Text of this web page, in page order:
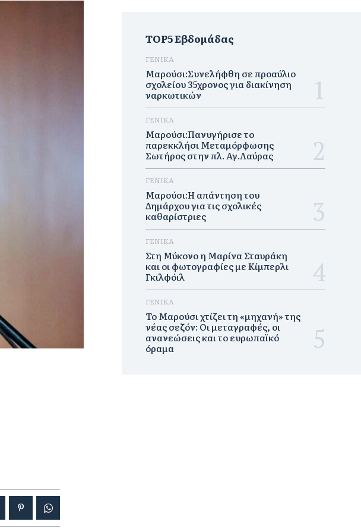
TOP5 Εβδομάδας
ΓΕΝΙΚΑ
Μαρούσι:Συνελήφθη σε προαύλιο
σχολείου 35χρονος για διακίνηση
ναρκωτικών
ΓΕΝΙΚΑ
Μαρούσι:Πανυγήρισε το
παρεκκλήσι Μεταμόρφωσης
Σωτήρος στην πλ. Αγ.Λαύρας
ΓΕΝΙΚΑ
Μαρούσι:Η απάντηση του
Δημάρχου για τις σχολικές
καθαρίστριες
ΓΕΝΙΚΑ
Στη Μύκονο η Μαρίνα Σταυράκη
και οι φωτογραφίες με Κίμπερλι
Γκιλφόιλ
ΓΕΝΙΚΑ
Το Μαρούσι χτίζει τη «μηχανή» της
νέας σεζόν: Οι μεταγραφές, οι
ανανεώσεις και το ευρωπαϊκό
όραμα